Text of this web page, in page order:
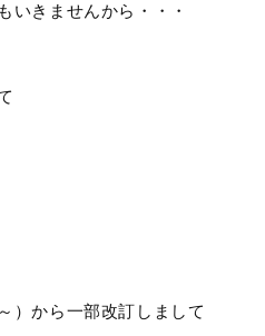
いきませんから・・・
）から一部改訂しまして